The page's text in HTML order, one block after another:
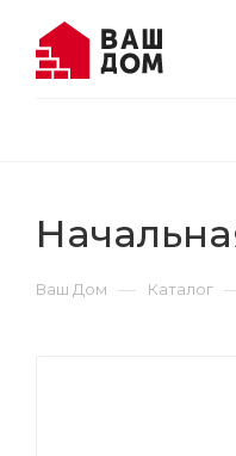
Ваш Дом — Каталог